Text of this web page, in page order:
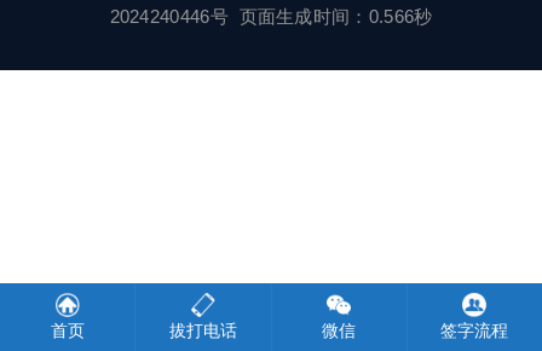
2024240446号 页面生成时间：0.566秒
首页 拔打电话 微信 签字流程